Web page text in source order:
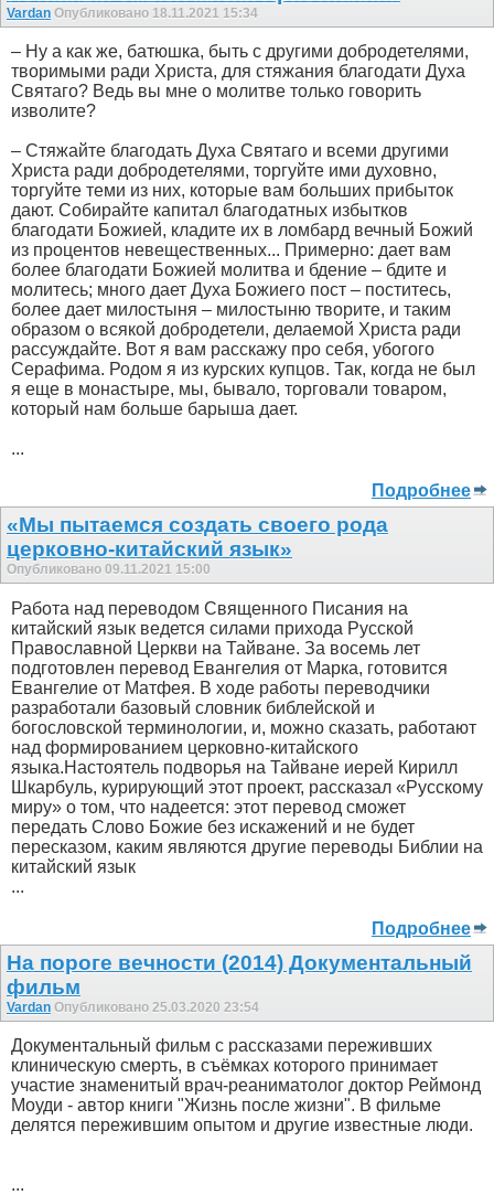
Vardan Опубликовано 18.11.2021 15:34
– Ну а как же, батюшка, быть с другими добродетелями,
творимыми ради Христа, для стяжания благодати Духа
Святаго? Ведь вы мне о молитве только говорить
изволите?
– Стяжайте благодать Духа Святаго и всеми другими
Христа ради добродетелями, торгуйте ими духовно,
торгуйте теми из них, которые вам больших прибыток
дают. Собирайте капитал благодатных избытков
благодати Божией, кладите их в ломбард вечный Божий
из процентов невещественных... Примерно: дает вам
более благодати Божией молитва и бдение – бдите и
молитесь; много дает Духа Божиего пост – поститесь,
более дает милостыня – милостыню творите, и таким
образом о всякой добродетели, делаемой Христа ради
рассуждайте. Вот я вам расскажу про себя, убогого
Серафима. Родом я из курских купцов. Так, когда не был
я еще в монастыре, мы, бывало, торговали товаром,
который нам больше барыша дает.
...
Подробнее
«Мы пытаемся создать своего рода
церковно-китайский язык»
Опубликовано 09.11.2021 15:00
Работа над переводом Священного Писания на
китайский язык ведется силами прихода Русской
Православной Церкви на Тайване. За восемь лет
подготовлен перевод Евангелия от Марка, готовится
Евангелие от Матфея. В ходе работы переводчики
разработали базовый словник библейской и
богословской терминологии, и, можно сказать, работают
над формированием церковно-китайского
языка.Настоятель подворья на Тайване иерей Кирилл
Шкарбуль, курирующий этот проект, рассказал «Русскому
миру» о том, что надеется: этот перевод сможет
передать Слово Божие без искажений и не будет
пересказом, каким являются другие переводы Библии на
китайский язык
...
Подробнее
На пороге вечности (2014) Документальный
фильм
Vardan Опубликовано 25.03.2020 23:54
Документальный фильм с рассказами переживших
клиническую смерть, в съёмках которого принимает
участие знаменитый врач-реаниматолог доктор Реймонд
Моуди - автор книги "Жизнь после жизни". В фильме
делятся пережившим опытом и другие известные люди.
...